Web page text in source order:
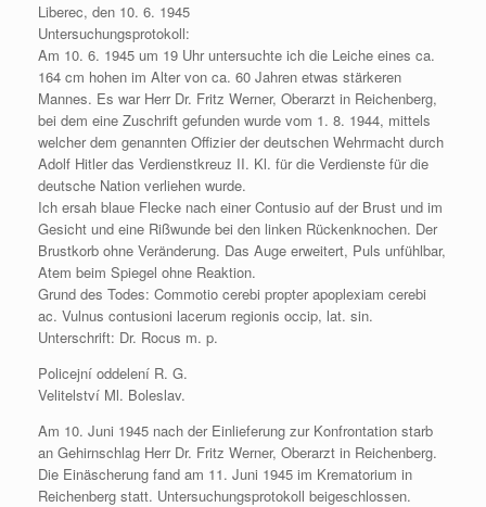
Liberec, den 10. 6. 1945
Untersuchungsprotokoll:
Am 10. 6. 1945 um 19 Uhr untersuchte ich die Leiche eines ca.
164 cm hohen im Alter von ca. 60 Jahren etwas stärkeren
Mannes. Es war Herr Dr. Fritz Werner, Oberarzt in Reichenberg,
bei dem eine Zuschrift gefunden wurde vom 1. 8. 1944, mittels
welcher dem genannten Offizier der deutschen Wehrmacht durch
Adolf Hitler das Verdienstkreuz II. Kl. für die Verdienste für die
deutsche Nation verliehen wurde.
Ich ersah blaue Flecke nach einer Contusio auf der Brust und im
Gesicht und eine Rißwunde bei den linken Rückenknochen. Der
Brustkorb ohne Veränderung. Das Auge erweitert, Puls unfühlbar,
Atem beim Spiegel ohne Reaktion.
Grund des Todes: Commotio cerebi propter apoplexiam cerebi
ac. Vulnus contusioni lacerum regionis occip, lat. sin.
Unterschrift: Dr. Rocus m. p.
Policejní oddelení R. G.
Velitelství Ml. Boleslav.
Am 10. Juni 1945 nach der Einlieferung zur Konfrontation starb
an Gehirnschlag Herr Dr. Fritz Werner, Oberarzt in Reichenberg.
Die Einäscherung fand am 11. Juni 1945 im Krematorium in
Reichenberg statt. Untersuchungsprotokoll beigeschlossen.